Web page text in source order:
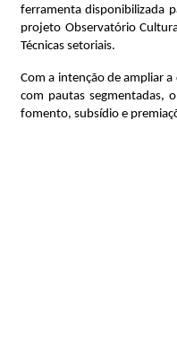
ferramenta disponibilizada
projeto Observatório
Técnicas setoriais.
Com a intenção de ampliar
com pautas segmentadas,
fomento, subsídio e